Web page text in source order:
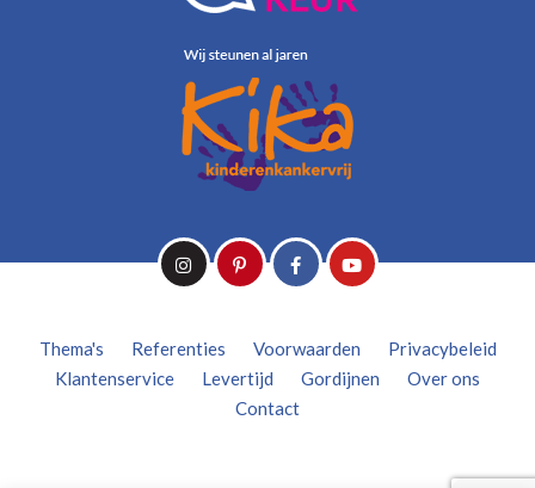
Thema's Referenties Voorwaarden
Privacybeleid
Klantenservice
Levertijd Gordijnen
Over ons
Contact